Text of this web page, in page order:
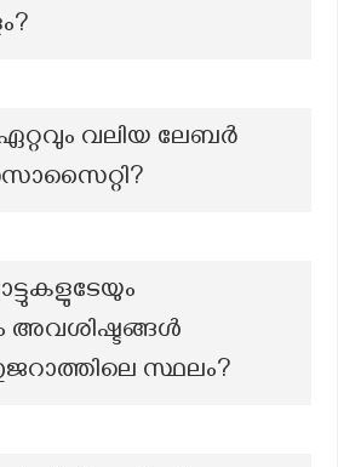
വലിയ ലേബർ
അവശിഷ്ടങ്ങൾ
സ്ഥലം?